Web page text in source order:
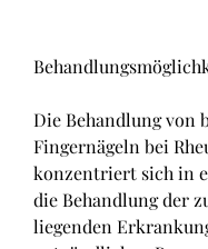
Die Behandlung von
Fingernägeln bei
konzentriert sich in
die Behandlung der
liegenden